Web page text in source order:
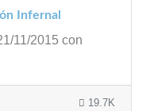
Infernal
11/2015 con
19.7K